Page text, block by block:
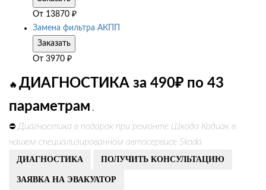
От 13870 ₽
Замена фильтра АКПП
Заказать
От 3970 ₽
🔥 ДИАГНОСТИКА за 490₽ по 43
параметрам .
⛔ Диагностика в подарок при ремонте Шкода Кодиак в
нашем специализированном автосервисе Skoda
ДИАГНОСТИКА ПОЛУЧИТЬ КОНСУЛЬТАЦИЮ
ЗАЯВКА НА ЭВАКУАТОР